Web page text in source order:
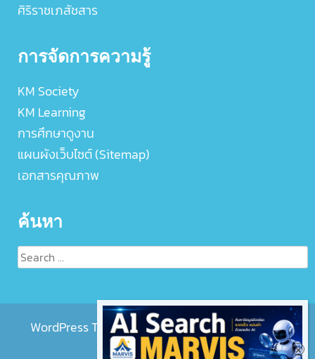
ศิริราชเภสัชสาร
การจัดการความรู้
KM Society
KM Learning
การศึกษาดูงาน
แผนผังเว็บไซต์ (Sitemap)
เอกสารคุณภาพ
ค้นหา
Search
for:
WordPress Theme :EightMedi Liteby 8Degree
Themes